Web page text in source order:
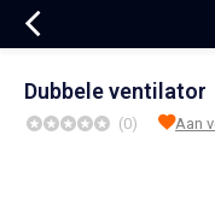
Dubbele ventilator
(0) Aan